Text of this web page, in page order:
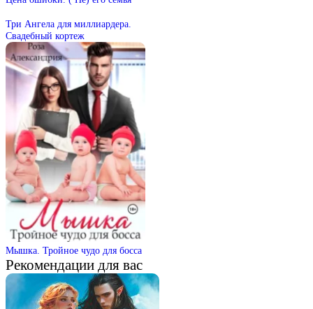
Три Ангела для миллиардера.
Свадебный кортеж
Мышка. Тройное чудо для босса
Рекомендации для вас